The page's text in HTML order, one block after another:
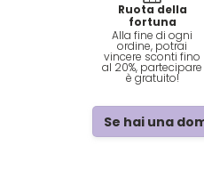
Ruota della
fortuna
Alla fine di ogni
ordine, potrai
vincere sconti fino
al 20%, partecipare
è gratuito!
Se hai una